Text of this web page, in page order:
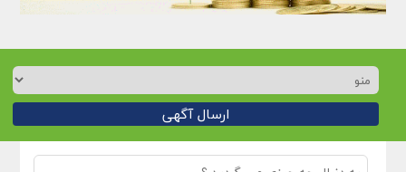
ارسال آگهی